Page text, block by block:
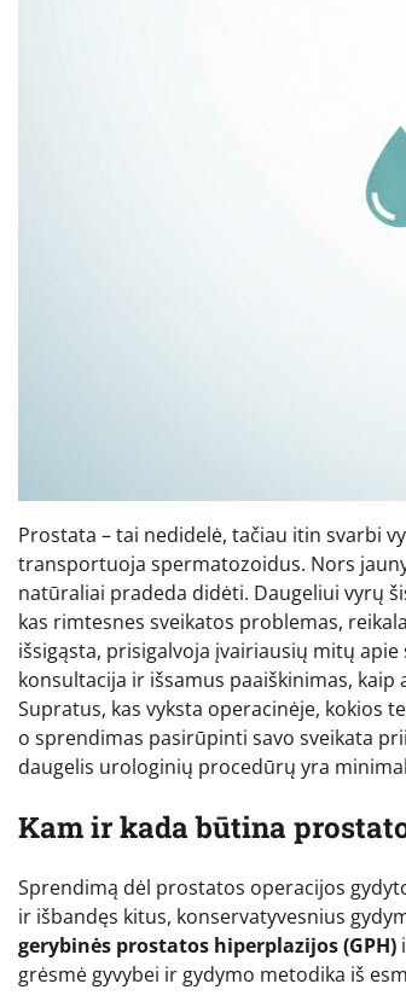
Prostata – tai nedidelė, tačiau itin svarbi
transportuoja spermatozoidus. Nors
natūraliai pradeda didėti. Daugeliui vyrų
kas rimtesnes sveikatos problemas,
išsigąsta, prisigalvoja įvairiausių mitų
konsultacija ir išsamus paaiškinimas,
Supratus, kas vyksta operacinėje, kokios
o sprendimas pasirūpinti savo sveikata
daugelis urologinių procedūrų yra
Kam ir kada būtina
Sprendimą dėl prostatos operacijos
ir išbandęs kitus, konservatyvesnius
gerybinės prostatos hiperplazijos (GPH)
grėsmė gyvybei ir gydymo metodika iš